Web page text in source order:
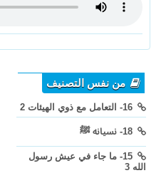
من نفس التصنيف
15- ما جاء في عيش رسول
الله 3